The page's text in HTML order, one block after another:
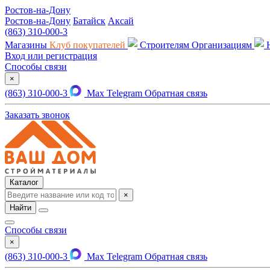
Ростов-на-Дону
Ростов-на-Дону Батайск Аксай
(863) 310-000-3
Магазины Клуб покупателей Строителям Организациям
Вход или регистрация
Способы связи
×
(863) 310-000-3 Max Telegram Обратная связь
Заказать звонок
Каталог
×
Найти
Способы связи
×
(863) 310-000-3 Max Telegram Обратная связь